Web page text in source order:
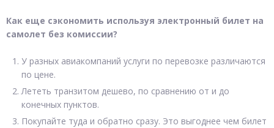
Как еще сэкономить используя электронный билет на
самолет без комиссии?
У разных авиакомпаний услуги по перевозке различаются
по цене.
Лететь транзитом дешево, по сравнению от и до
конечных пунктов.
Покупайте туда и обратно сразу. Это выгоднее чем билет